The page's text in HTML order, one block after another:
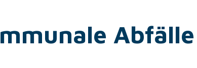
Abfälle